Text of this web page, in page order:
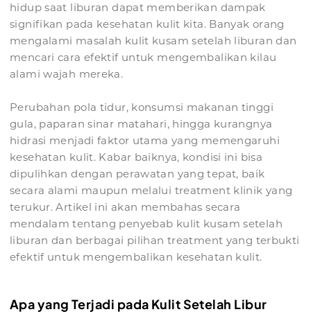
hidup saat liburan dapat memberikan dampak
signifikan pada kesehatan kulit kita. Banyak orang
mengalami masalah kulit kusam setelah liburan dan
mencari cara efektif untuk mengembalikan kilau
alami wajah mereka.
Perubahan pola tidur, konsumsi makanan tinggi
gula, paparan sinar matahari, hingga kurangnya
hidrasi menjadi faktor utama yang memengaruhi
kesehatan kulit. Kabar baiknya, kondisi ini bisa
dipulihkan dengan perawatan yang tepat, baik
secara alami maupun melalui treatment klinik yang
terukur. Artikel ini akan membahas secara
mendalam tentang penyebab kulit kusam setelah
liburan dan berbagai pilihan treatment yang terbukti
efektif untuk mengembalikan kesehatan kulit.
Apa yang Terjadi pada Kulit Setelah Libur